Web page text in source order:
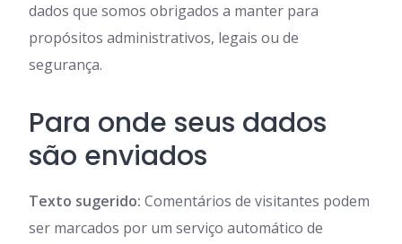
dados que somos obrigados a manter para
propósitos administrativos, legais ou de
segurança.
Para onde seus dados
são enviados
Texto sugerido: Comentários de visitantes podem
ser marcados por um serviço automático de